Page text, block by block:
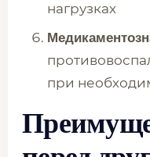
нагрузках
при